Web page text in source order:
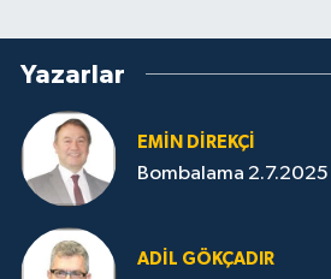
Yazarlar
EMIN DIREKÇI
Bombalama 2.7.2025
ADIL GÖKÇADIR